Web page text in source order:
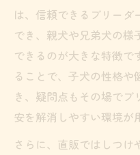
は、信頼できるブリーダ
でき、親犬や兄弟犬の様
できるのが大きな特徴で
ることで、子犬の性格
き、疑問点もその場で
安を解消しやすい環境が
さらに、直販ではしつ